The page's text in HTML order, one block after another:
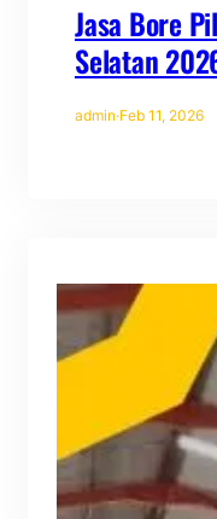
Jasa Bore
Selatan
admin·Feb 11, 2026